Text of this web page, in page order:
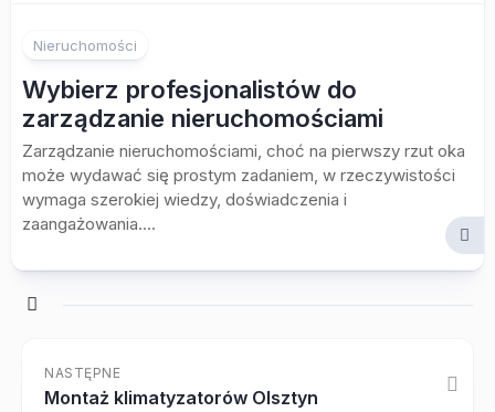
Nieruchomości
Wybierz profesjonalistów do
zarządzanie nieruchomościami
Zarządzanie nieruchomościami, choć na pierwszy rzut oka
może wydawać się prostym zadaniem, w rzeczywistości
wymaga szerokiej wiedzy, doświadczenia i
zaangażowania....
NASTĘPNE
Montaż klimatyzatorów Olsztyn